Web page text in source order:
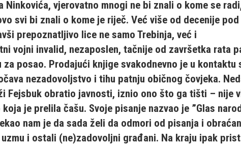
Ninkovića, vjerovatno mnogi ne bi znali o kome se
svi bi znali o kome je riječ. Već više od decenije pod
prepoznatljivo lice ne samo Trebinja, već i
vojni invalid, nezaposlen, tačnije od završetka rata
posao. Prodajući knjige svakodnevno je u kontaktu
nezadovoljstvo i tihu patnju običnog čovjeka.
Fejsbuk obratio javnosti, iznio ono što ga tišti – nije
je prelila čašu. Svoje pisanje nazvao je ”Glas
nam je da sada želi da odmori od pisanja i
i ostali (ne)zadovoljni građani. Na kraju ipak